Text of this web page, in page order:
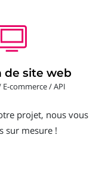
de site web
commerce / API
projet, nous vous
sur mesure !